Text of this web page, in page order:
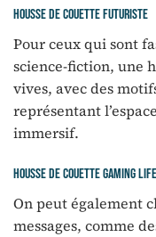
Housse de couette futuriste
Pour ceux qui sont
science-fiction, une
vives, avec des
représentant
immersif.
Housse de couette gaming
On peut également
messages, comme